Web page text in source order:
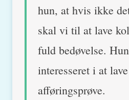
hun, at hvis ikke
skal vi til at lave
fuld bedøvelse.
interesseret i at
afføringsprøve.